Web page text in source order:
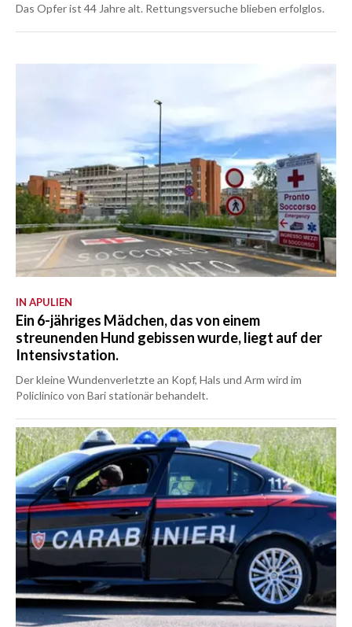
Das Opfer ist 44 Jahre alt. Rettungsversuche blieben erfolglos.
IN APULIEN
Ein 6-jähriges Mädchen, das von einem
streunenden Hund gebissen wurde, liegt auf der
Intensivstation.
Der kleine Wundenverletzte an Kopf, Hals und Arm wird im
Policlinico von Bari stationär behandelt.